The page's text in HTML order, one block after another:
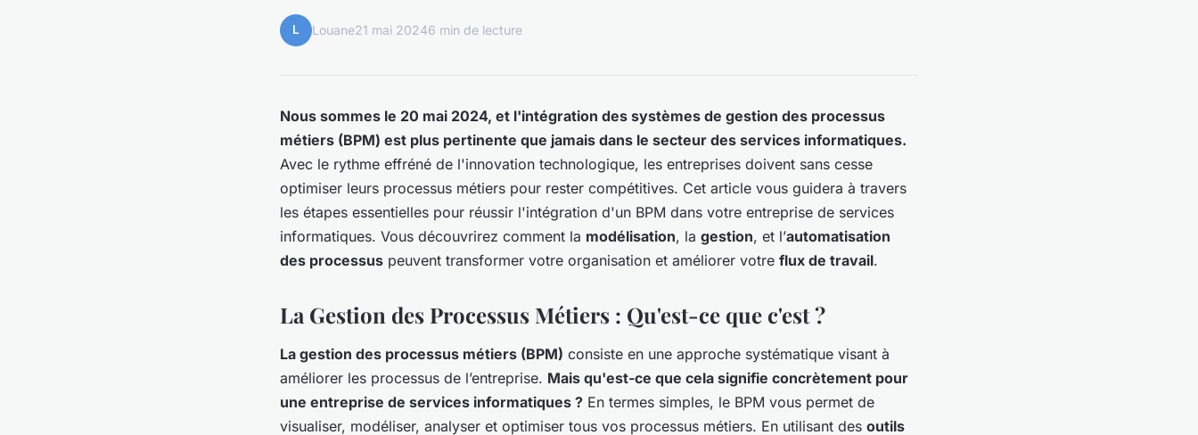
L Louane21 mai 20246 min de lecture
Nous sommes le 20 mai 2024, et l'intégration des systèmes de gestion des processus
métiers (BPM) est plus pertinente que jamais dans le secteur des services informatiques.
Avec le rythme effréné de l'innovation technologique, les entreprises doivent sans cesse
optimiser leurs processus métiers pour rester compétitives. Cet article vous guidera à travers
les étapes essentielles pour réussir l'intégration d'un BPM dans votre entreprise de services
informatiques. Vous découvrirez comment la modélisation, la gestion, et l’automatisation
des processus peuvent transformer votre organisation et améliorer votre flux de travail.
La Gestion des Processus Métiers : Qu'est-ce que c'est ?
La gestion des processus métiers (BPM) consiste en une approche systématique visant à
améliorer les processus de l’entreprise. Mais qu'est-ce que cela signifie concrètement pour
une entreprise de services informatiques ? En termes simples, le BPM vous permet de
visualiser, modéliser, analyser et optimiser tous vos processus métiers. En utilisant des outils